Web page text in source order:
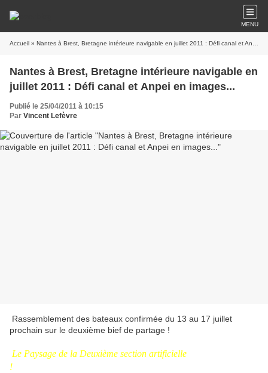
MENU
Accueil » Nantes à Brest, Bretagne intérieure navigable en juillet 2011 : Défi canal et Anpei en images...
Nantes à Brest, Bretagne intérieure navigable en
juillet 2011 : Défi canal et Anpei en images...
Publié le 25/04/2011 à 10:15
Par Vincent Lefèvre
Rassemblement des bateaux confirmée du 13 au 17 juillet
prochain sur le deuxième bief de partage !
Le Paysage de la Deuxième section artificielle
!